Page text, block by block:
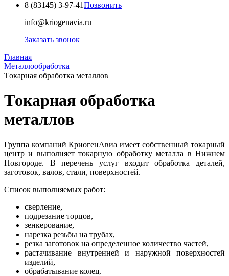
8 (83145) 3-97-41Позвонить
info@kriogenavia.ru
Заказать звонок
Главная
Металлообработка
Тoкарная oбрaбoтка мeталлoв
Тoкарная oбрaбoтка
мeталлoв
Группа компаний КриогенАвиа имеет собственный токарный
центр и выполняет токарную обработку металла в Нижнем
Новгороде. В перечень услуг входит обработка деталей,
заготовок, валов, стали, поверхностей.
Список выполняемых работ:
сверление,
подрезание торцов,
зенкерование,
нарезка резьбы на трубах,
резка заготовок на определенное количество частей,
растачивание внутренней и наружной поверхностей
изделий,
обрабатывание колец.